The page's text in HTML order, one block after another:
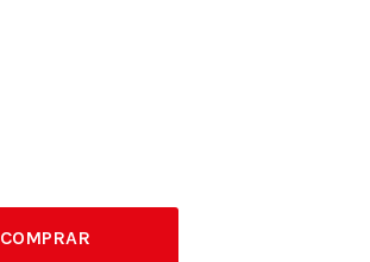
COMPRAR